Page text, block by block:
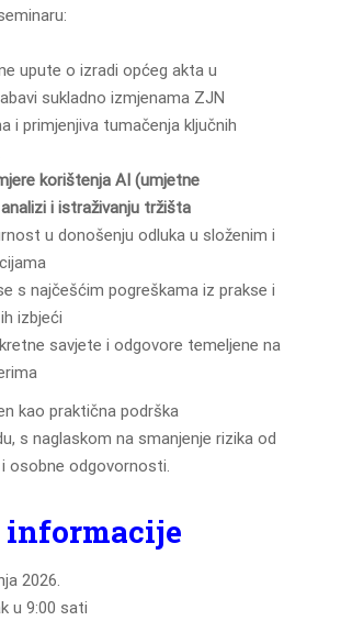
upute o izradi općeg akta u
sukladno izmjenama ZJN
i primjenjiva tumačenja ključnih
korištenja AI (umjetne
i istraživanju tržišta
u donošenju odluka u složenim i
s najčešćim pogreškama iz prakse i
izbjeći
savjete i odgovore temeljene na
kao praktična podrška
s naglaskom na smanjenje rizika od
osobne odgovornosti.
informacije
2026.
u 9:00 sati